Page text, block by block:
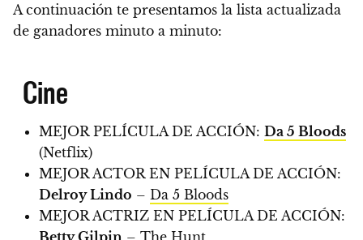
A continuación te presentamos la lista actualizada
de ganadores minuto a minuto:
Cine
MEJOR PELÍCULA DE ACCIÓN: Da 5 Bloods
(Netflix)
MEJOR ACTOR EN PELÍCULA DE ACCIÓN:
Delroy Lindo – Da 5 Bloods
MEJOR ACTRIZ EN PELÍCULA DE ACCIÓN:
Betty Gilpin – The Hunt